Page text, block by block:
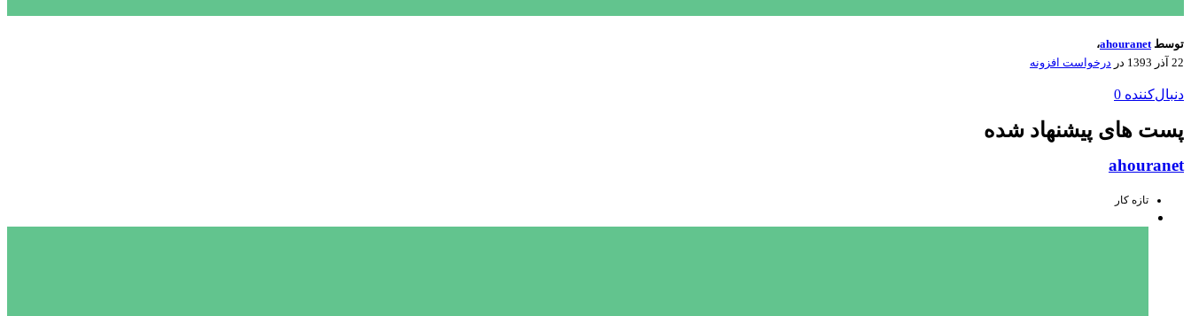
توسطahouranet،
22 آذر 1393
در درخواست افزونه
دنبال‌کننده 0
پست های پیشنهاد شده
ahouranet
تازه کار